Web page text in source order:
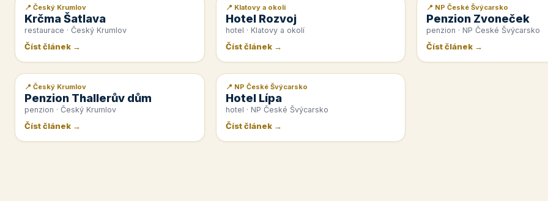
📰 PR článek
📍 Český Krumlov
Krčma Šatlava
restaurace · Český Krumlov
Číst článek →
📰 PR článek
📍 Klatovy a okolí
Hotel Rozvoj
hotel · Klatovy a okolí
Číst článek →
📰 PR článek
📍 NP České Švýcarsko
Penzion Zvoneček
penzion · NP České Švýcarsko
Číst článek →
📰 PR článek
📍 Český Krumlov
Penzion Thallerův dům
penzion · Český Krumlov
Číst článek →
📰 PR článek
📍 NP České Švýcarsko
Hotel Lípa
hotel · NP České Švýcarsko
Číst článek →